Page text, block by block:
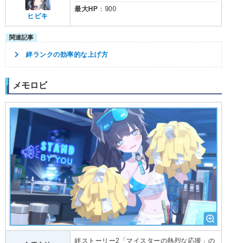
ヒビキ
最大HP ：900
絆ランクの効率的な上げ方
メモロビ
絆ストーリー2「マイスターの熱烈な応援」の